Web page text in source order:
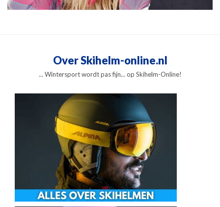
Over Skihelm-online.nl
... Wintersport wordt pas fijn... op Skihelm-Online!